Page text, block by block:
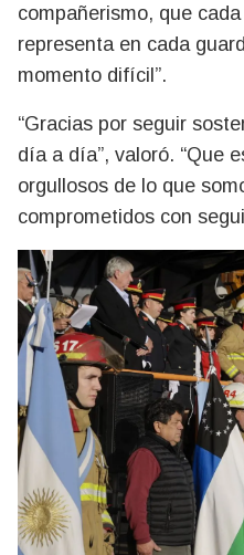
compañerismo, que
representa en cada
momento difícil”.
“Gracias por seguir
día a día”, valoró. “Que
orgullosos de lo que
comprometidos con